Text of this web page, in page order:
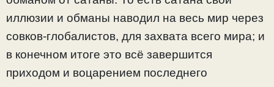
иллюзии и обманы наводил на весь мир через
совков-глобалистов, для захвата всего мира; и
в конечном итоге это всё завершится
приходом и воцарением последнего